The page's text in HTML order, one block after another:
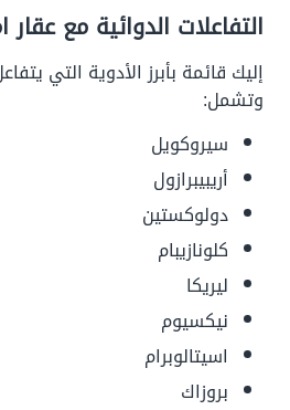
التفاعلات الدوائية مع عقار
إليك قائمة بأبرز الأدوية التي
وتشمل:
سيروكويل
أريبيبرازول
دولوكستين
كلونازيبام
ليريكا
نيكسيوم
اسيتالوبرام
بروزاك